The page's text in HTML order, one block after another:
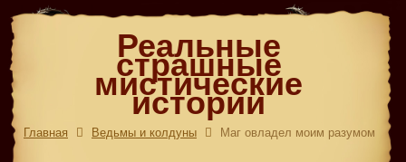
Реальные
страшные
мистические
истории
Главная Ведьмы и колдуны Маг овладел моим разумом